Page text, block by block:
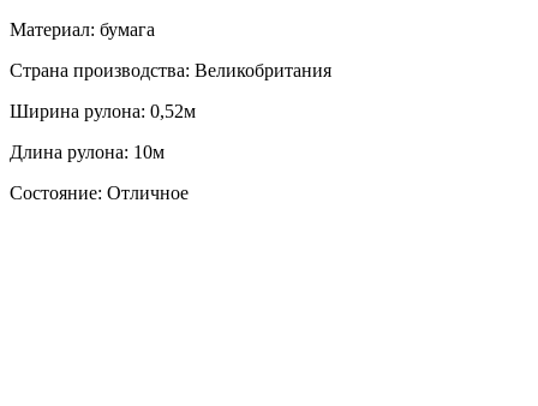
Материал: бумага
Страна производства: Великобритания
Ширина рулона: 0,52м
Длина рулона: 10м
Состояние: Отличное